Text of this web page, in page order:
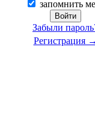
запомнить
Забыли
Регистрация →